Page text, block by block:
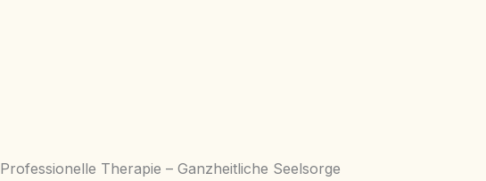
Professionelle Therapie – Ganzheitliche Seelsorge